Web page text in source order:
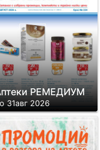
РЕМЕДИУМ
31авг 2026